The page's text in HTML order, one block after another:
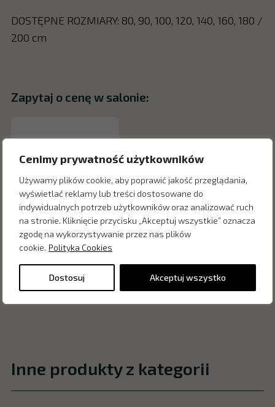
Cenimy prywatność użytkowników
Używamy plików cookie, aby poprawić jakość przeglądania,
wyświetlać reklamy lub treści dostosowane do
indywidualnych potrzeb użytkowników oraz analizować ruch
na stronie. Kliknięcie przycisku „Akceptuj wszystkie” oznacza
zgodę na wykorzystywanie przez nas plików
cookie. Polityka Cookies
Dostosuj Akceptuj wszystko
DOSTĘPNE ROZMIARY: 80, 90, 100, 120, 140, 160, 180 /
200 cm
Zapytaj o cenę w salonie:
Inne produkty z kategorii